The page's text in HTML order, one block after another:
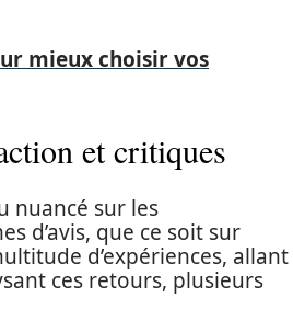
mieux choisir vos
et critiques
nuancé sur les
d’avis, que ce soit sur
d’expériences, allant
ces retours, plusieurs